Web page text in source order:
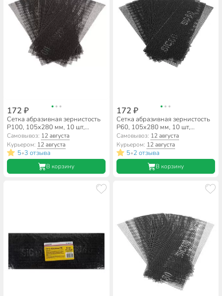
172 ₽
Сетка абразивная зернистость
P100, 105х280 мм, 10 шт,
РемоКолор, 31-8-110
Самовывоз: 12 августа
Курьером: 12 августа
5•3 отзыва
В корзину
172 ₽
Сетка абразивная зернистость
P60, 105х280 мм, 10 шт,
РемоКолор, 31-8-106
Самовывоз: 12 августа
Курьером: 12 августа
5•2 отзыва
В корзину